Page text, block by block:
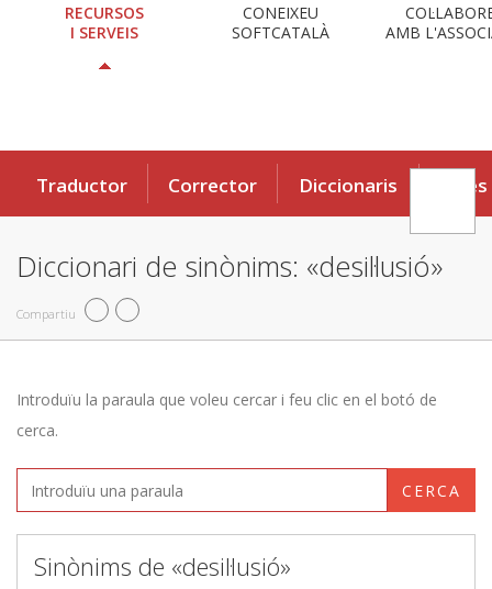
RECURSOS
I SERVEIS
CONEIXEU
SOFTCATALÀ
AMB
Traductor Corrector Diccionaris Eines
Diccionari de sinònims: «desil·lusió»
Compartiu
Introduïu la paraula que voleu cercar i feu clic en el botó de
cerca.
CERCA
Sinònims de «desil·lusió»